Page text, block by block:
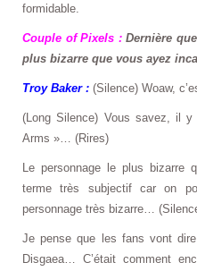
formidable.
Couple of Pixels :Dernière
plus bizarre que vous ayez
Troy Baker : (Silence) Woaw,
(Long Silence) Vous savez, il
Arms »… (Rires)
Le personnage le plus bizarre
terme très subjectif car on
personnage très bizarre…
Je pense que les fans vont
Disgaea… C’était comment